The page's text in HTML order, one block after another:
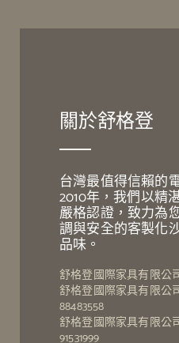
關於舒格登
台灣最值得信賴的
2010年，我們以精
嚴格認證，致力為
調與安全的客製化
品味。
舒格登國際家具有限公
舒格登國際家具有限公
88483558
舒格登國際家具有限公
91531999